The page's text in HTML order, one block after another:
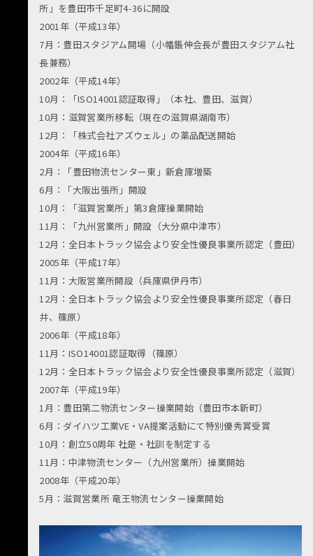
所」を豊田市千足町4-36に開設
2001年（平成13年）
7月：豊田スタジアム開場（小幡鋹伸会長が豊田スタジアム社
長兼務）
2002年（平成14年）
10月：「ISO14001認証取得」（本社、豊田、滋賀）
10月：滋賀営業所移転（現在の滋賀県湖南市）
12月：「株式会社アズウェル」の薬品配送開始
2004年（平成16年）
2月：「豊田物流センター東」新倉庫増築
6月：「大阪出張所」開設
10月：「滋賀営業所」第3倉庫操業開始
11月：「九州営業所」開設（大分県中津市）
12月：全日本トラック協会より安全性優良事業所認定（豊田）
2005年（平成17年）
11月：大阪営業所開設（兵庫県伊丹市）
12月：全日本トラック協会より安全性優良事業所認定（春日
井、篠原）
2006年（平成18年）
11月：ISO14001認証取得（篠原）
12月：全日本トラック協会より安全性優良事業所認定（滋賀）
2007年（平成19年）
1月：豊田第二物流センター操業開始（豊田市本新町）
6月：ダイハツ工業VE・VA提案活動にて特別優秀賞受賞
10月：創立50周年 社是・社訓を制定する
11月：中津物流センター（九州営業所）操業開始
2008年（平成20年）
5月：滋賀営業所 竜王物流センター操業開始